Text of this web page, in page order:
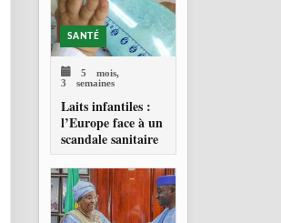
SANTÉ
5 mois,
3 semaines
Laits infantiles :
l’Europe face à un
scandale sanitaire